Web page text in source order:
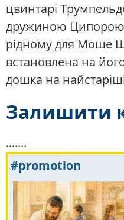
цвинтарі
дружиною Ципорою.
рідному для Моше
встановлена ​​на
дошка на
Залишити
.......
#promotion